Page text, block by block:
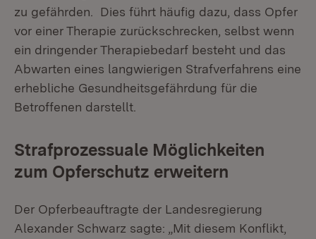
zu gefährden. Dies führt häufig dazu, dass Opfer
vor einer Therapie zurückschrecken, selbst wenn
ein dringender Therapiebedarf besteht und das
Abwarten eines langwierigen Strafverfahrens eine
erhebliche Gesundheitsgefährdung für die
Betroffenen darstellt.
Strafprozessuale Möglichkeiten
zum Opferschutz erweitern
Der Opferbeauftragte der Landesregierung
Alexander Schwarz sagte: „Mit diesem Konflikt,